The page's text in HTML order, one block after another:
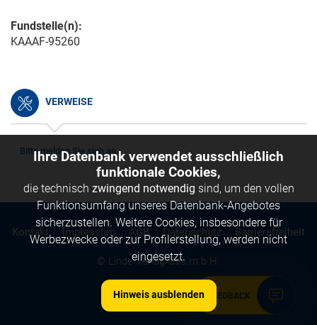
FEEDBACK
Fundstelle(n):
KAAAF-95260
VERWEISE
Bitte melden Sie sich an.
© Linde Verlag Ges.m.b.H.
Kontakt Impressum AGB Datenschutz Barrierefreiheit
Ihre Datenbank verwendet ausschließlich
funktionale Cookies,
die technisch zwingend notwendig sind, um den vollen
Funktionsumfang unseres Datenbank-Angebotes
sicherzustellen. Weitere Cookies, insbesondere für
Werbezwecke oder zur Profilerstellung, werden nicht
eingesetzt.
Hinweis ausblenden